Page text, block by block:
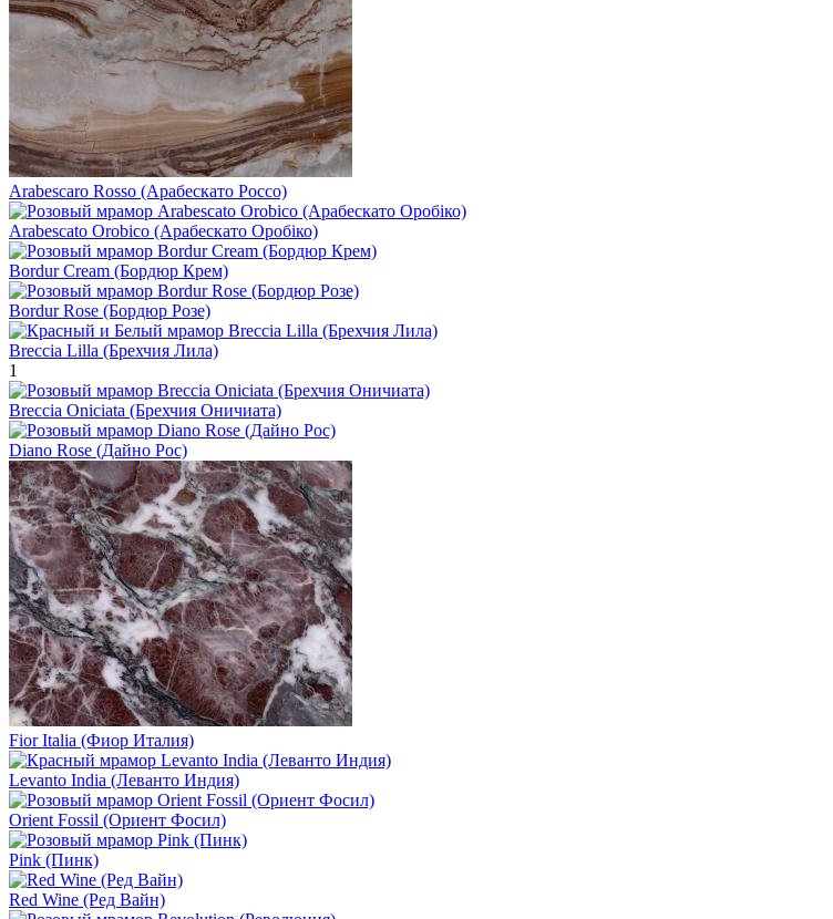
Arabescaro Rosso (Арабескато Россо)
Arabescato Orobico (Арабескато Оробіко)
Bordur Cream (Бордюр Крем)
Bordur Rose (Бордюр Розе)
Breccia Lilla (Брехчия Лила)
1
Breccia Oniciata (Брехчия Оничиата)
Diano Rose (Дайно Рос)
Fior Italia (Фиор Италия)
Levanto India (Леванто Индия)
Orient Fossil (Ориент Фосил)
Pink (Пинк)
Red Wine (Ред Вайн)